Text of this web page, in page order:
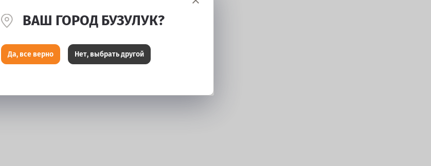
ВАШ ГОРОД БУЗУЛУК?
Да, все верно Нет, выбрать другой